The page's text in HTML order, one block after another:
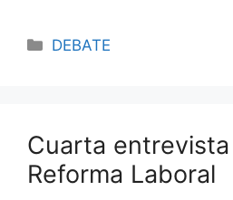
DEBATE
Cuarta
Reforma Laboral